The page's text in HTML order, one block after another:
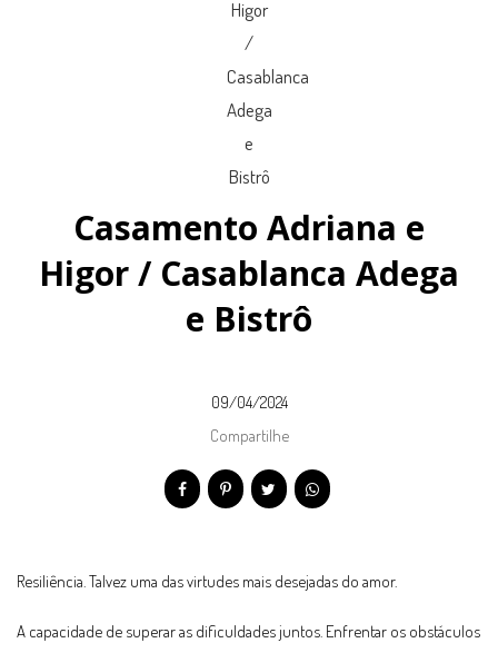
Casamento Adriana e
Higor / Casablanca Adega
e Bistrô
09/04/2024
Compartilhe
Resiliência. Talvez uma das virtudes mais desejadas do amor.
A capacidade de superar as dificuldades juntos. Enfrentar os obstáculos